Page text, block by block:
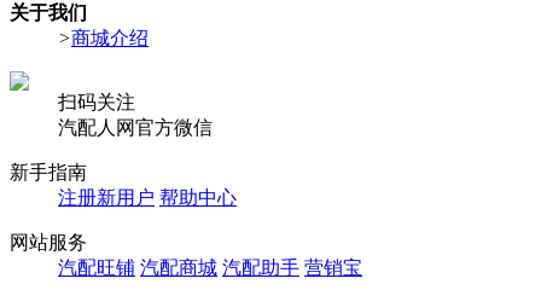
关于我们
>商城介绍
扫码关注
汽配人网官方微信
新手指南
注册新用户 帮助中心
网站服务
汽配旺铺 汽配商城 汽配助手 营销宝